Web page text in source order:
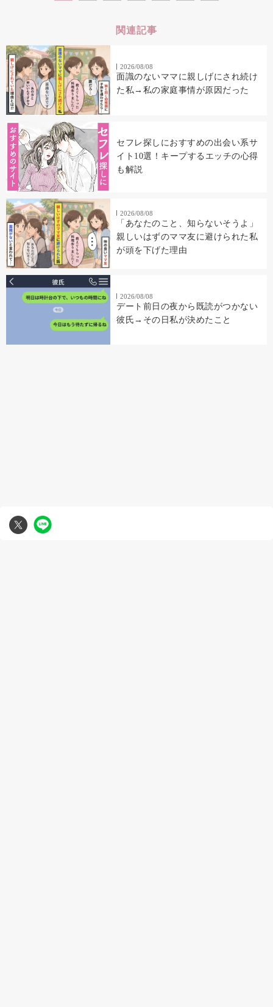
関連記事
2026/08/08
面識のないママに親しげにされ続け
た私→私の家庭事情が原因だった
セフレ探しにおすすめの出会い系サ
イト10選！キープするエッチの心得
も解説
2026/08/08
「あなたのこと、知らないそうよ」
親しいはずのママ友に避けられた私
が頭を下げた理由
2026/08/08
デート前日の夜から既読がつかない
彼氏→その日私が決めたこと